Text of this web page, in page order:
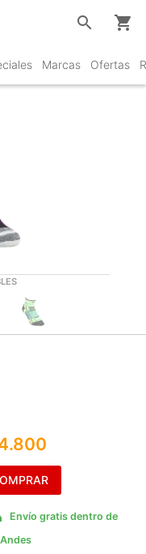
Marcas Ofertas
search shopping_cart
Envío gratis dentro de